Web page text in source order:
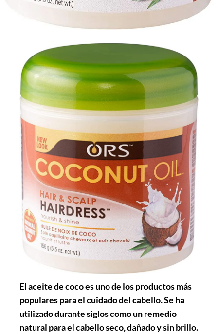
El aceite de coco es uno de los productos más
populares para el cuidado del cabello. Se ha
utilizado durante siglos como un remedio
natural para el cabello seco, dañado y sin brillo.